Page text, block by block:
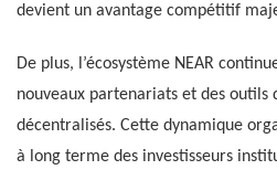
devient un avantage compétitif
De plus, l’écosystème NEAR
nouveaux partenariats et des outils
décentralisés. Cette dynamique
à long terme des investisseurs